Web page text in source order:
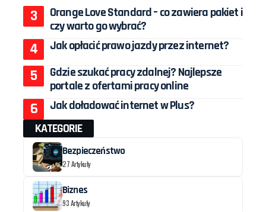
Orange Love Standard – co zawiera pakiet i
czy warto go wybrać?
Jak opłacić prawo jazdy przez internet?
Gdzie szukać pracy zdalnej? Najlepsze
portale z ofertami pracy online
Jak doładować internet w Plus?
KATEGORIE
Bezpieczeństwo
27 Artykuły
Biznes
93 Artykuły